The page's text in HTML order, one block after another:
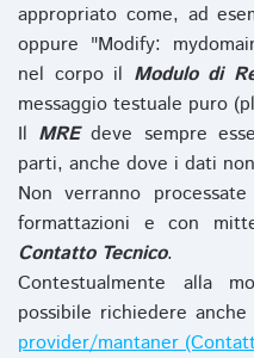
appropriato come, ad
oppure "Modify:
nel corpo il Modulo di
messaggio testuale puro
Il MREdeve sempre
parti, anche dove i dati
Non verranno
formattazioni e con
Contatto Tecnico.
Contestualmente alla
possibile richiedere
provider/mantaner